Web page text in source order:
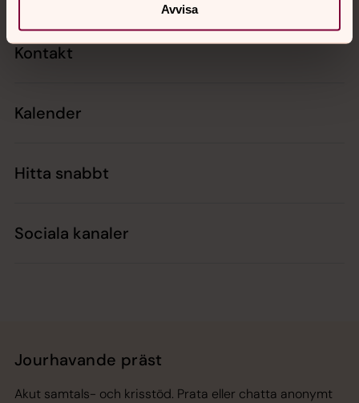
Avvisa
Kontakt
Kalender
Hitta snabbt
Sociala kanaler
Jourhavande präst
Akut samtals- och krisstöd. Prata eller chatta anonymt